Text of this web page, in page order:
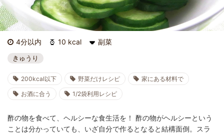
4分以内 10 kcal 副菜
きゅうり
200kcal以下 野菜だけレシピ
家にある材料で
お酒に合う
1/2袋利用レシピ
酢の物を食べて、ヘルシーな食生活を！ 酢の物がヘルシーという
ことは分かっていても、いざ自分で作るとなると結構面倒。スラ